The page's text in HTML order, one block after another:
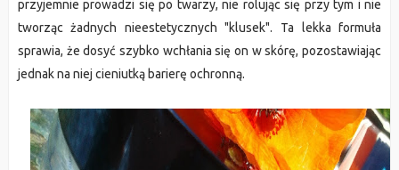
przyjemnie prowadzi się po twarzy, nie rolując się przy tym i nie
tworząc żadnych nieestetycznych "klusek". Ta lekka formuła
sprawia, że dosyć szybko wchłania się on w skórę, pozostawiając
jednak na niej cieniutką barierę ochronną.